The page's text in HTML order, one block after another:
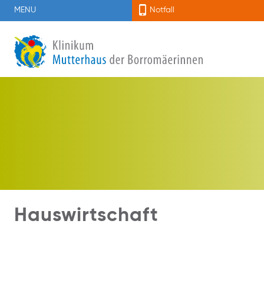
MENU Notfall
Hauswirtschaft